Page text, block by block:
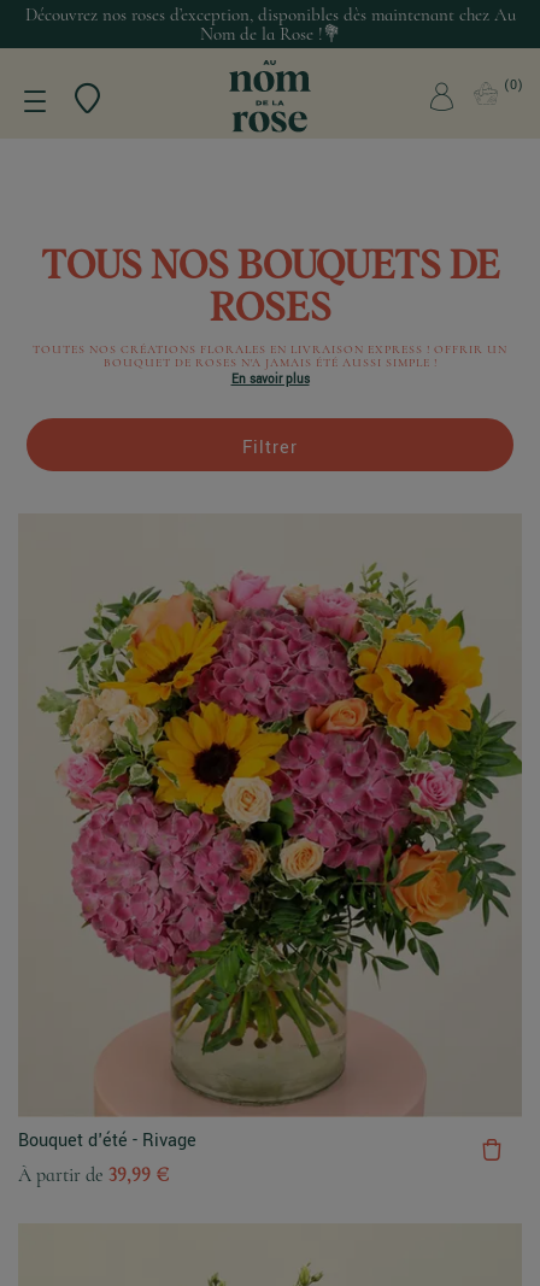
Découvrez nos roses d’exception, disponibles dès maintenant chez Au
Nom de la Rose !💐
0
TOUS NOS BOUQUETS DE
ROSES
TOUTES NOS CRÉATIONS FLORALES EN LIVRAISON EXPRESS ! OFFRIR UN
BOUQUET DE ROSES N'A JAMAIS ÉTÉ AUSSI SIMPLE !
En savoir plus
Filtrer
Bouquet d'été - Rivage
À partir de 39,99 €